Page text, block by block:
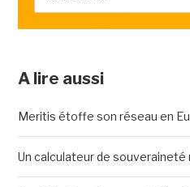
A lire aussi
Meritis étoffe son réseau en
Un calculateur de